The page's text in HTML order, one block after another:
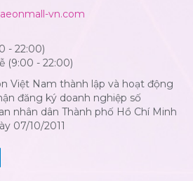
vn.com
- 22:00)
(9:00 - 22:00)
Việt Nam thành lập và hoạt động
đăng ký doanh nghiệp số
nhân dân Thành phố Hồ Chí Minh
07/10/2011